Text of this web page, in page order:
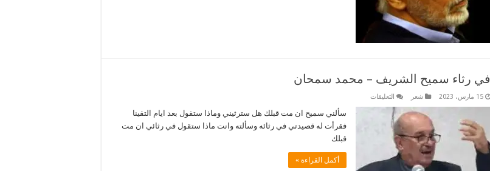
في رثاء سميح الشريف – محمد سمحان
15 مارس، 2023 شعر التعليقات
سألني سميح ان مت قبلك هل سترثيني وماذا ستقول بعد ايام التقينا
فقرأت له قصيدتي في رثائه وسألته وانت ماذا ستقول في رثائي ان مت
قبلك
أكمل القراءة »